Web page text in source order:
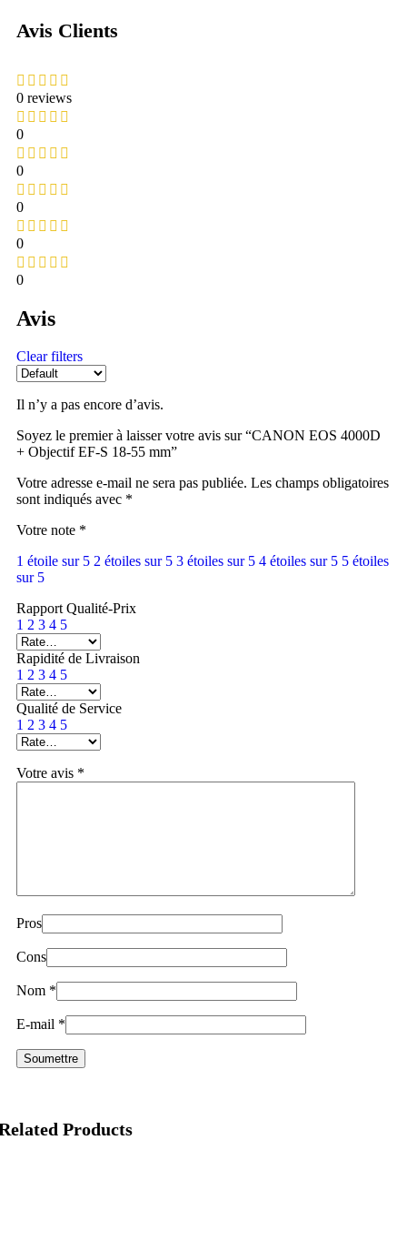
Avis Clients
0 reviews
0
0
0
0
0
Avis
Clear filters
Il n’y a pas encore d’avis.
Soyez le premier à laisser votre avis sur “CANON EOS 4000D
+ Objectif EF-S 18-55 mm”
Votre adresse e-mail ne sera pas publiée. Les champs obligatoires
sont indiqués avec *
Votre note *
1 étoile sur 5 2 étoiles sur 5 3 étoiles sur 5 4 étoiles sur 5 5 étoiles
sur 5
Rapport Qualité-Prix
1 2 3 4 5
Rapidité de Livraison
1 2 3 4 5
Qualité de Service
1 2 3 4 5
Votre avis *
Pros
Cons
Nom *
E-mail *
Products